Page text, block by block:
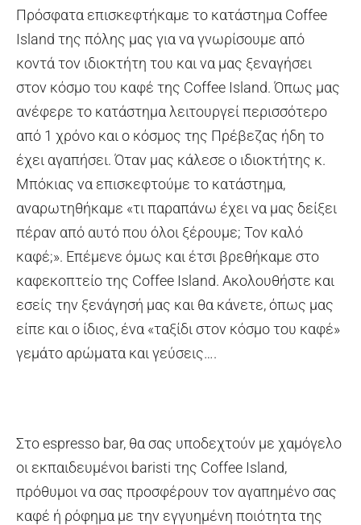
Πρόσφατα επισκεφτήκαμε το κατάστημα Coffee
Island της πόλης μας για να γνωρίσουμε από
κοντά τον ιδιοκτήτη του και να μας ξεναγήσει
στον κόσμο του καφέ της Coffee Island. Όπως μας
ανέφερε το κατάστημα λειτουργεί περισσότερο
από 1 χρόνο και ο κόσμος της Πρέβεζας ήδη το
έχει αγαπήσει. Όταν μας κάλεσε ο ιδιοκτήτης κ.
Μπόκιας να επισκεφτούμε το κατάστημα,
αναρωτηθήκαμε «τι παραπάνω έχει να μας δείξει
πέραν από αυτό που όλοι ξέρουμε; Τον καλό
καφέ;». Επέμενε όμως και έτσι βρεθήκαμε στο
καφεκοπτείο της Coffee Island. Ακολουθήστε και
εσείς την ξενάγησή μας και θα κάνετε, όπως μας
είπε και ο ίδιος, ένα «ταξίδι στον κόσμο του καφέ»
γεμάτο αρώματα και γεύσεις….
Στο espresso bar, θα σας υποδεχτούν με χαμόγελο
οι εκπαιδευμένοι baristi της Coffee Island,
πρόθυμοι να σας προσφέρουν τον αγαπημένο σας
καφέ ή ρόφημα με την εγγυημένη ποιότητα της